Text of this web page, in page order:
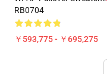
RB0704
￥593,775 - ￥695,275